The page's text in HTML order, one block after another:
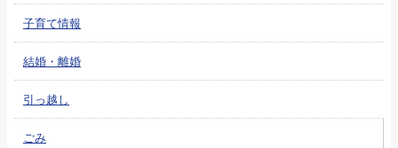
子育て情報
結婚・離婚
引っ越し
ごみ